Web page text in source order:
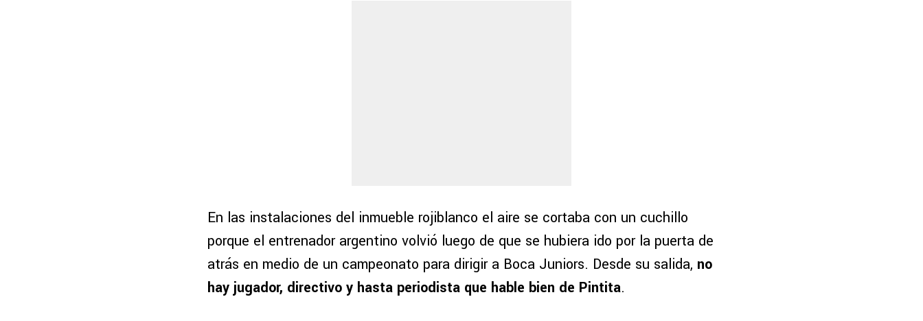
En las instalaciones del inmueble rojiblanco el aire se cortaba con un cuchillo
porque el entrenador argentino volvió luego de que se hubiera ido por la puerta de
atrás en medio de un campeonato para dirigir a Boca Juniors. Desde su salida, no
hay jugador, directivo y hasta periodista que hable bien de Pintita.